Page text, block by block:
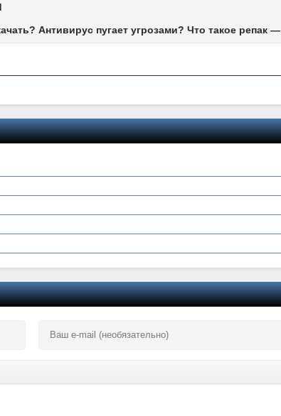
Антивирус пугает угрозами? Что такое репак —